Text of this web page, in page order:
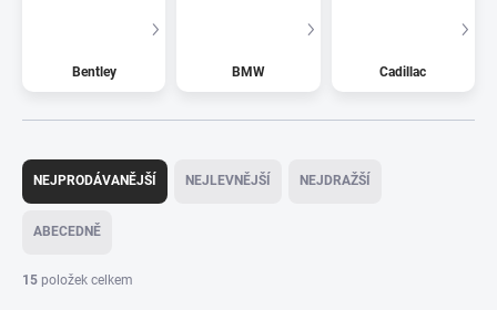
Bentley BMW Cadillac
Ř
z
í
NEJPRODÁVANĚJŠÍ NEJLEVNĚJŠÍ NEJDRAŽŠÍ
ABECEDNĚ
15 položek celkem